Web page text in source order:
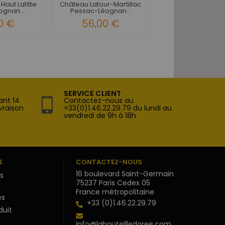
Lafitte
€
Château Latour-Martillac
Pessac-Léognan...
56,00 €
14
SERVICE CLIENT
Contactez-nous au
+33(0)1.46.22.29.79 du lundi au
vendredi de 9h à 18h
CONTACTEZ-NOUS
16 boulevard Saint-Germain
75237 Paris Cedex 05
France métropolitaine
+33 (0)1.46.22.29.79